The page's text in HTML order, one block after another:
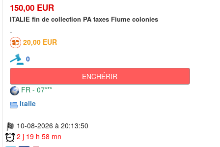
150,00 EUR
ITALIE fin de collection PA taxes Fiume colonies
20,00 EUR
0
ENCHÉRIR
FR - 07***
Italie
10-08-2026 à 20:13:50
2 j 19 h 58 mn